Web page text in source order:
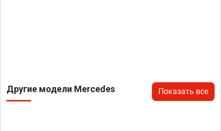
Другие модели Mercedes Показать все